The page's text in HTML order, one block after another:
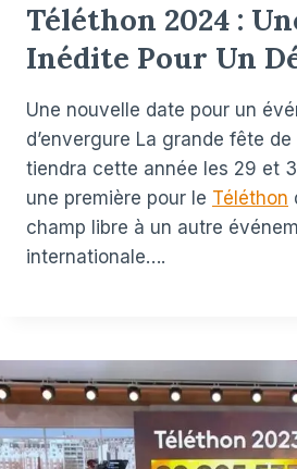
Téléthon 2024 :
Inédite Pour Un
Une nouvelle date pour un
d’envergure La grande fête
tiendra cette année les 29 et
une première pour le Téléthon
champ libre à un autre
internationale….